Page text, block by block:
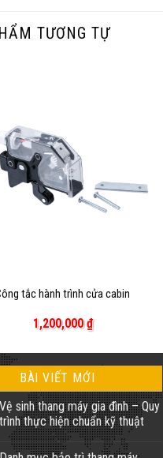
TƯƠNG TỰ
tắc hành trình cửa cabin
1,200,000₫
BÀI VIẾT MỚI
Vệ sinh thang máy gia đình – Quy
trình thực hiện chuẩn kỹ thuật
Không